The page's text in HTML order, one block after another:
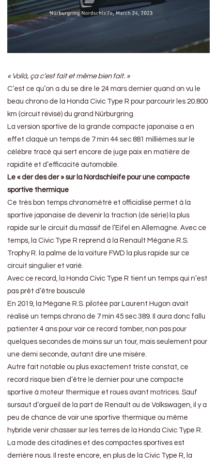
« Voilà, ça c’est fait et même bien fait. »
C’est ce qu’on a du se dire le 24 mars dernier quand on vu le
beau chrono de la Honda Civic Type R pour parcourir les 20.800
km (circuit révisé) du grand Nürburgring.
La version sportive de la grande compacte japonaise a en
effet claqué un temps de 7 min 44 sec 881 millièmes sur le
célébre tracé qui sert encore de juge paix en matière de
rapidité et d’efficacité automobile.
Le « der des der » sur la Nordschleife pour une compacte
sportive thermique
Ce très bon temps chronométré et officialisé permet à la
sportive japonaise de devenir la traction (de série) la plus
rapide sur le circuit du massif de l’Eifel en Allemagne. Avec ce
temps, la Civic Type R reprend à la Renault Mégane R.S.
Trophy R. la palme de la voiture FWD la plus rapide sur ce
circuit singulier et varié.
Avec ce record, la Honda Civic Type R tient un temps qui n’est
pas prêt d’être bousculé
En 2019, la Mégane R.S. pilotée par Laurent Hugon avait
réalisé un temps chrono de 7 min 45 sec 389. Il aura donc fallu
patienter 4 ans pour voir ce record tomber, non pas pour
quelques secondes de moins sur un tour, mais seulement pour
une demi seconde, autant dire une misère.
Autre fait notable ou plus exactement triste constat, ce
record risque bien d’être le dernier pour une compacte
sportive à moteur thermique et roues avant motrices. Sauf
sursaut d’orgueil de la part de Renault ou de Volkswagen, il y a
peu de chance de voir une sportive thermique ou même
hybride venir chasser sur les terres de la Honda Civic Type R.
La mode des citadines et des compactes sportives est
derrière nous. Il reste encore, en plus de la Civic Type R, la